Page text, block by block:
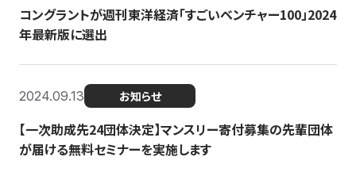
コングラントが週刊東洋経済「すごいベンチャー100」2024
年最新版に選出
2024.09.13 お知らせ
【一次助成先24団体決定】マンスリー寄付募集の先輩団体
が届ける無料セミナーを実施します